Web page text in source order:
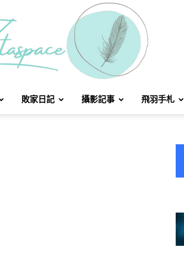
敗家日記 攝影記事 飛羽手札